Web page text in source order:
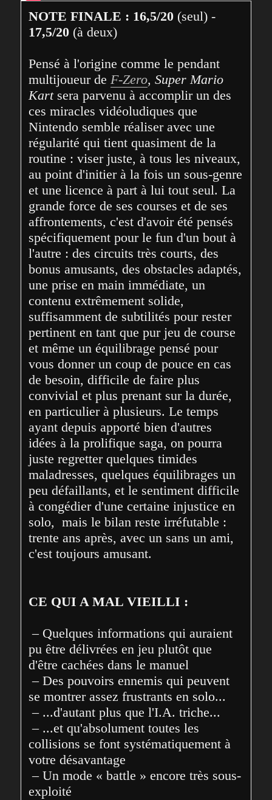
NOTE FINALE : 16,5/20
17,5/20 (à deux)
Pensé à l'origine comme le pendant
multijoueur de F-Zero, Super Mario
Kart sera parvenu à accomplir un des
ces miracles vidéoludiques que
Nintendo semble réaliser avec une
régularité qui tient quasiment de la
routine : viser juste, à tous les niveaux,
au point d'initier à la fois un sous-genre
et une licence à part à lui tout seul. La
grande force de ses courses et de ses
affrontements, c'est d'avoir été pensés
spécifiquement pour le fun d'un bout à
l'autre : des circuits très courts, des
bonus amusants, des obstacles adaptés,
une prise en main immédiate, un
contenu extrêmement solide,
suffisamment de subtilités pour rester
pertinent en tant que pur jeu de course
et même un équilibrage pensé pour
vous donner un coup de pouce en cas
de besoin, difficile de faire plus
convivial et plus prenant sur la durée,
en particulier à plusieurs. Le temps
ayant depuis apporté bien d'autres
idées à la prolifique saga, on pourra
juste regretter quelques timides
maladresses, quelques équilibrages un
peu défaillants, et le sentiment difficile
à congédier d'une certaine injustice en
solo,  mais le bilan reste irréfutable :
trente ans après, avec un sans un ami,
c'est toujours amusant.
CE QUI A MAL VIEILLI :
– Quelques informations qui auraient
pu être délivrées en jeu plutôt que
d'être cachées dans le manuel
– Des pouvoirs ennemis qui peuvent
se montrer assez frustrants en solo...
– ...d'autant plus que l'I.A. triche...
– ...et qu'absolument toutes les
collisions se font systématiquement à
votre désavantage
– Un mode « battle » encore très sous-
exploité